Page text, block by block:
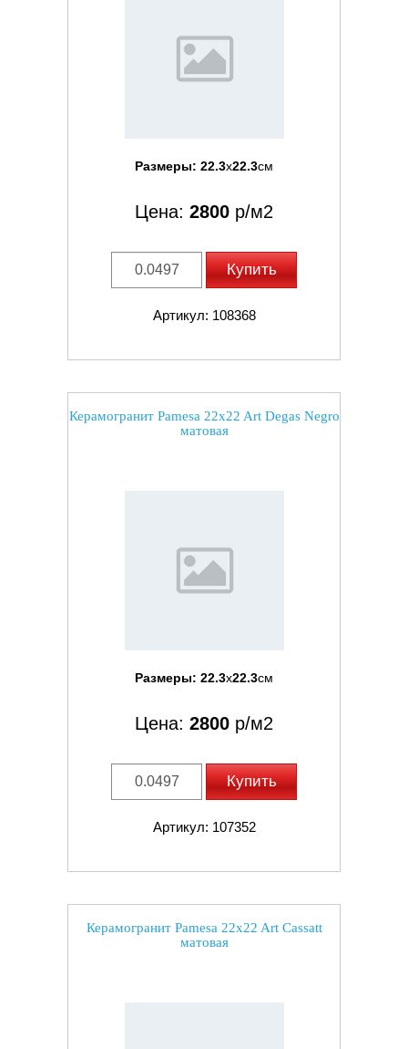
Размеры: 22.3x22.3см
Цена: 2800 р/м2
Купить
Артикул: 108368
Керамогранит Pamesa 22x22 Art Degas Negro
матовая
Размеры: 22.3x22.3см
Цена: 2800 р/м2
Купить
Артикул: 107352
Керамогранит Pamesa 22x22 Art Cassatt
матовая